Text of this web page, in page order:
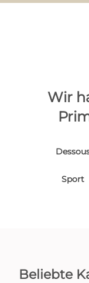
Wir
Sport
Beliebte